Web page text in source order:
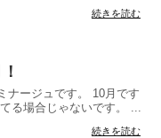
続きを読む
ナージュです。 10月です
る場合じゃないです。 ...
続きを読む